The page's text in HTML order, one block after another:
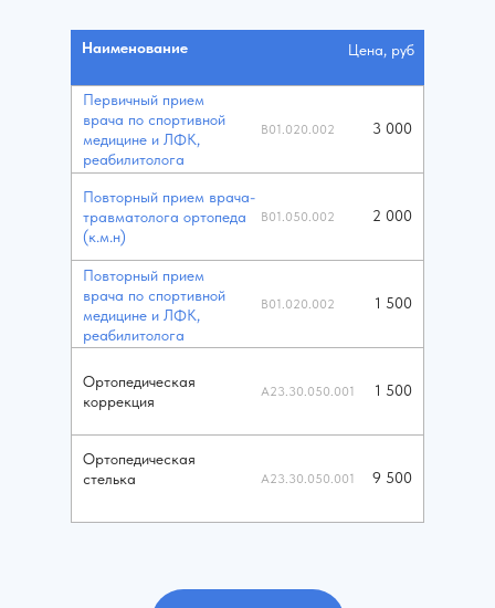
Наименование Цена, руб
Ортопедическая
коррекция
A23.30.050.001 1 500
Повторный прием
врача по спортивной
медицине и ЛФК,
реабилитолога
B01.020.002 1 500
Первичный прием
врача по спортивной
медицине и ЛФК,
реабилитолога
B01.020.002 3 000
Повторный прием врача-
травматолога ортопеда
(к.м.н)
B01.050.002 2 000
Ортопедическая
стелька
A23.30.050.001 9 500